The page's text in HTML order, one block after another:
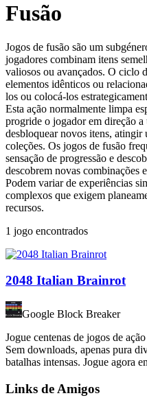
Fusão
Jogos de fusão são um
jogadores combinam itens
valiosos ou avançados. O ciclo
elementos idênticos ou
los ou colocá-los
Esta ação normalmente limpa
progride o jogador em direção
desbloquear novos itens, atingir
coleções. Os jogos de fusão
sensação de progressão e
descobrem novas combinações
Podem variar de experiências
complexos que exigem
recursos.
1 jogo encontrados
2048 Italian Brainrot
Google Block Breaker
Jogue centenas de jogos de
Sem downloads, apenas pura
batalhas intensas. Jogue agora
Links de Amigos